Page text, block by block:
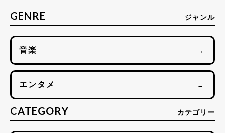
GENRE ジャンル
音楽 →
エンタメ →
CATEGORY カテゴリー